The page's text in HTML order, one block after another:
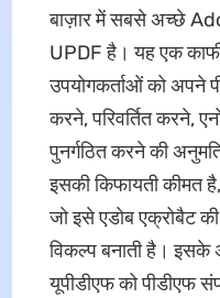
बाज़ार में सबसे अच्छे
UPDF है। यह एक
उपयोगकर्ताओं को अपने
करने, परिवर्तित करने,
पुनर्गठित करने की
इसकी किफायती कीमत
जो इसे एडोब एक्रोबैट
विकल्प बनाती है।
यूपीडीएफ को पीडीएफ